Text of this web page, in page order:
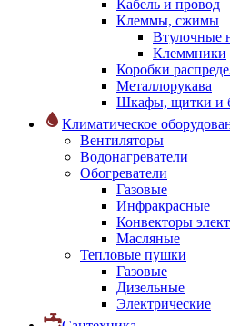
Кабель и провод
Клеммы, сжимы
Втулочные
Клеммники
Коробки
Металлорукава
Шкафы, щитки и
Климатическое
Вентиляторы
Водонагреватели
Обогреватели
Газовые
Инфракрасные
Конвекторы
Масляные
Тепловые пушки
Газовые
Дизельные
Электрические